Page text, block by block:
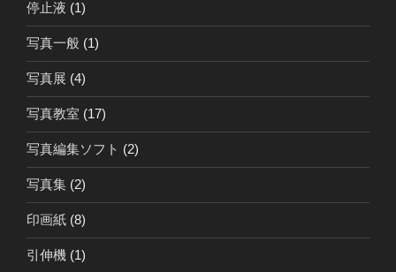
停止液 (1)
写真一般 (1)
写真展 (4)
写真教室 (17)
写真編集ソフト (2)
写真集 (2)
印画紙 (8)
引伸機 (1)